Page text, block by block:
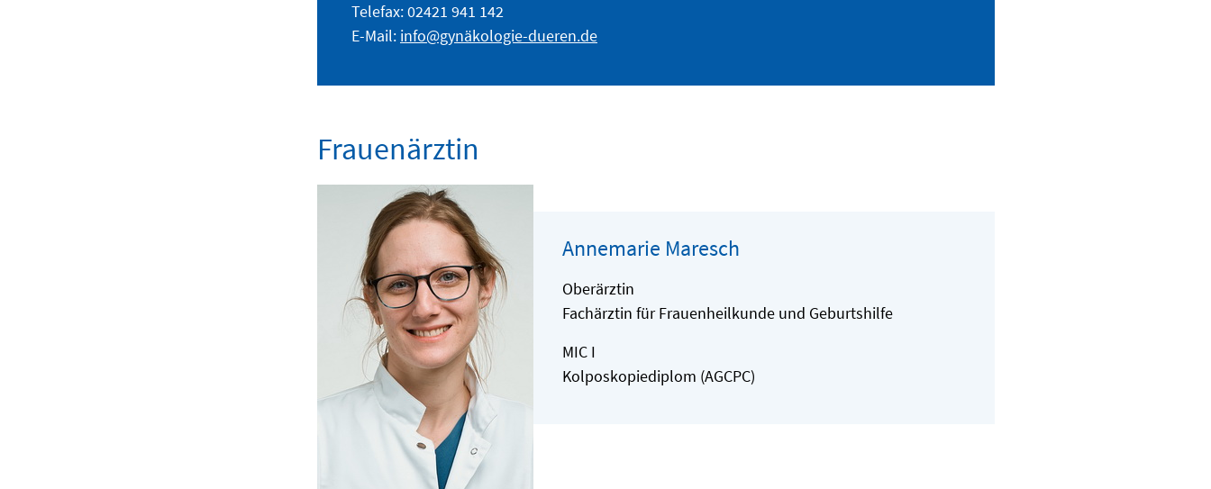
Telefax: 02421 941 142
E-Mail: info@gynäkologie-dueren.de
Frauenärztin
Annemarie Maresch
Oberärztin
Fachärztin für Frauenheilkunde und Geburtshilfe
MIC I
Kolposkopiediplom (AGCPC)